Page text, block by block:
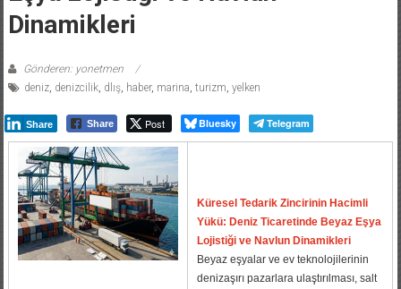
Dinamikleri
Gönderen: yonetmen
deniz, denizcilik, dlış, haber, marina, turizm, yelken
Share Share Post Bluesky Telegram
Küresel Tedarik Zincirinin Hacimli
Yükü: Deniz Ticaretinde Beyaz Eşya
Lojistiği ve Navlun Dinamikleri
Beyaz eşyalar ve ev teknolojilerinin
denizaşırı pazarlara ulaştırılması, salt